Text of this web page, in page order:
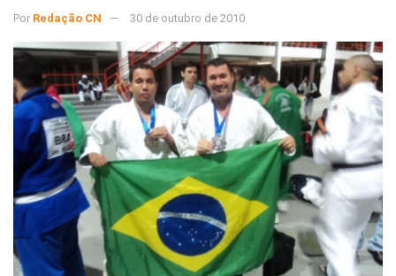
Por Redação CN 30 de outubro de 2010